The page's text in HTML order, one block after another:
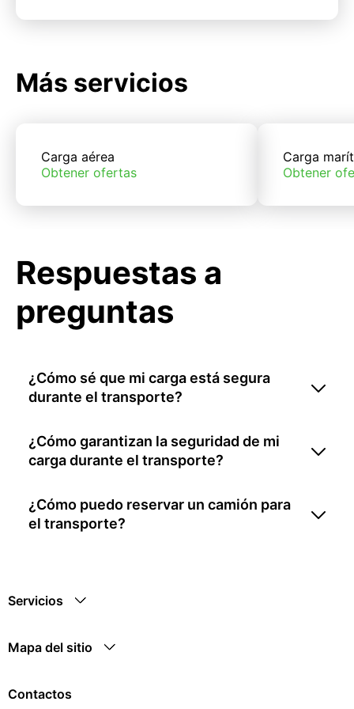
Más servicios
Carga aérea
Obtener ofertas
Carga
Obtener
Respuestas a
preguntas
¿Cómo sé que mi carga está segura
durante el transporte?
¿Cómo garantizan la seguridad de mi
carga durante el transporte?
¿Cómo puedo reservar un camión para
el transporte?
Servicios
Mapa del sitio
Contactos